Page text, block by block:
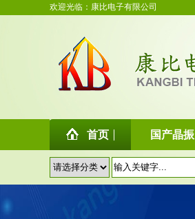
欢迎光临：康比电子有限公司
首页 国产晶振